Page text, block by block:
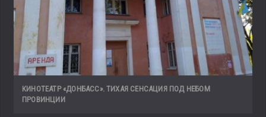
КИНОТЕАТР «ДОНБАСС». ТИХАЯ СЕНСАЦИЯ ПОД НЕБОМ
ПРОВИНЦИИ